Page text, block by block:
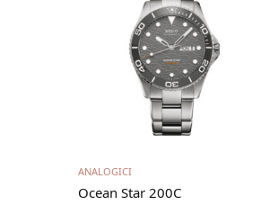
Aggiungi al carrello
ANALOGICI
Ocean Star 200C